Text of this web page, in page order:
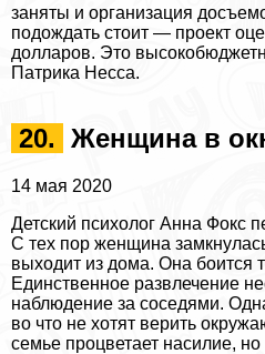
заняты и организация
подождать стоит — проект
долларов. Это
Патрика Несса.
20. Женщина в
14 мая 2020
Детский психолог Анна Фокс
С тех пор женщина
выходит из дома. Она боится
Единственное развлечение
наблюдение за соседями.
во что не хотят верить
семье процветает насилие,